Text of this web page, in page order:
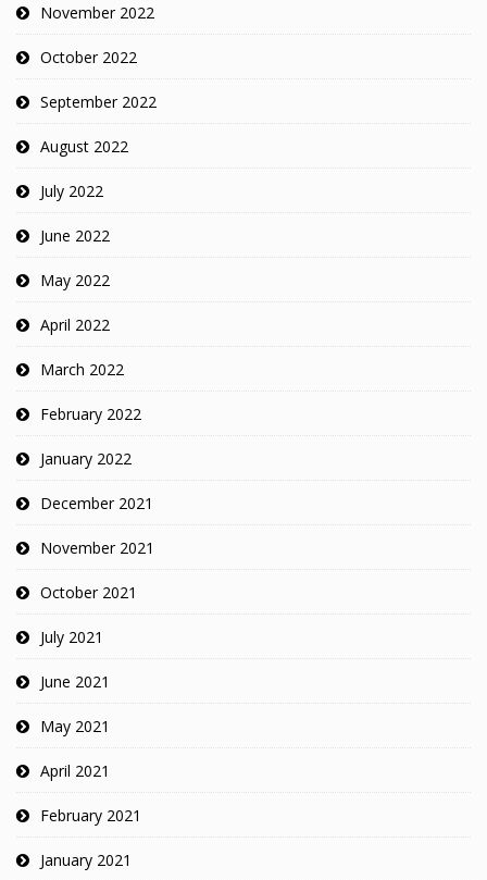
November 2022
October 2022
September 2022
August 2022
July 2022
June 2022
May 2022
April 2022
March 2022
February 2022
January 2022
December 2021
November 2021
October 2021
July 2021
June 2021
May 2021
April 2021
February 2021
January 2021